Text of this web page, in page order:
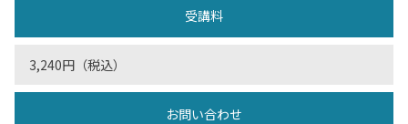
受講料
3,240円（税込）
お問い合わせ